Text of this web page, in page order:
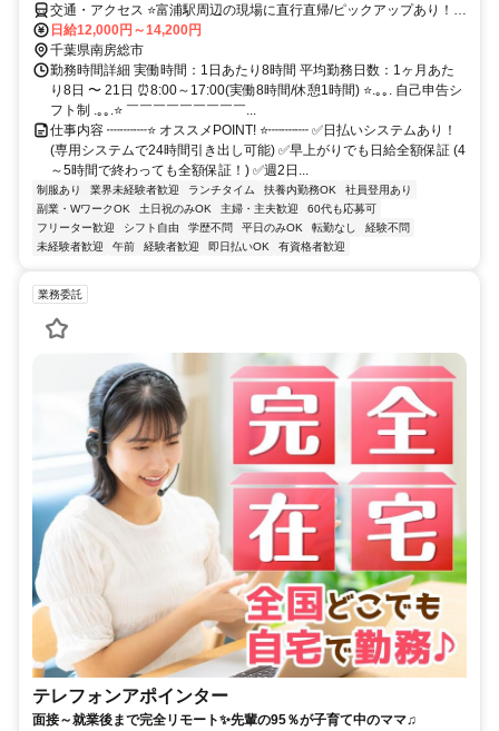
交通・アクセス ⭐富浦駅周辺の現場に直行直帰/ピックアップあり！移
動の心配は不要です♪
日給12,000円～14,200円
千葉県南房総市
勤務時間詳細 実働時間：1日あたり8時間 平均勤務日数：1ヶ月あた
り8日 〜 21日 ⏰8:00～17:00(実働8時間/休憩1時間) ⭐.｡｡. 自己申告シ
フト制 .｡｡.⭐ ￣￣￣￣￣￣￣￣￣...
仕事内容 ┉┉┉⭐ オススメPOINT! ⭐┉┉┉ ✅日払いシステムあり！
(専用システムで24時間引き出し可能) ✅早上がりでも日給全額保証 (4
～5時間で終わっても全額保証！) ✅週2日...
制服あり 業界未経験者歓迎 ランチタイム 扶養内勤務OK
社員登用あり
副業・WワークOK
土日祝のみOK 主婦・主夫歓迎
60代も応募可
フリーター歓迎
シフト自由 学歴不問 平日のみOK 転勤なし
経験不問
未経験者歓迎
午前 経験者歓迎 即日払いOK 有資格者歓迎
業務委託
テレフォンアポインター
面接～就業後まで完全リモート✨先輩の95％が子育て中のママ♫